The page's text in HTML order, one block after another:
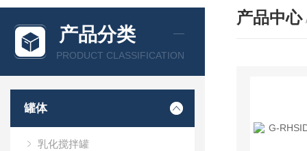
产品分类
PRODUCT CLASSIFICATION
罐体
乳化搅拌罐
产品中心